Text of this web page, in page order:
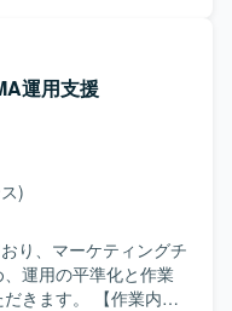
さずに安全な更新作
待つだけでなく、サ
動ける方を求めてい
サイトをより良くす
きる方を求めていま
正、広告用LPの制作
いながら、スケジュ
クを並行して対応し
じて受け取り、
、必要に応じて関係
用および改善を進め
き、自ら課題を発見
求めております。 サイ
フローの改善にも前
す。 【ポジシ
運用支援
)
り、マーケティングチ
運用の平準化と作業
。 【作業内